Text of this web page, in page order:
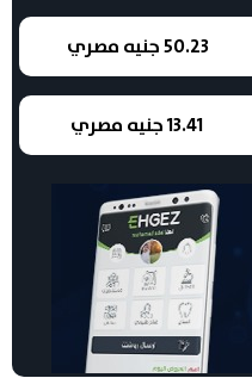
50.23 جنيه مصري
13.41 جنيه مصري